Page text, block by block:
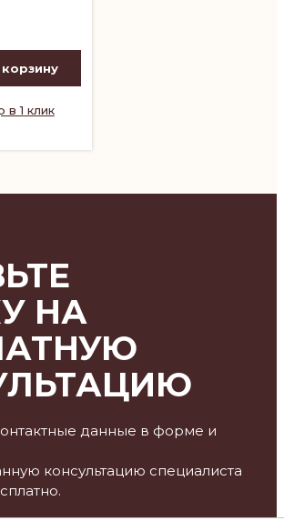
в 1 клик
НА
данные в форме и
консультацию специалиста